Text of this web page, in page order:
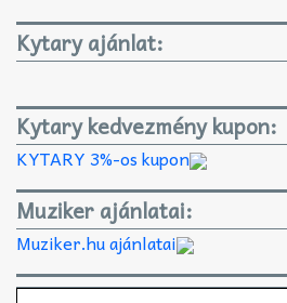
Kytary ajánlat:
Kytary kedvezmény kupon:
KYTARY 3%-os kupon
Muziker ajánlatai:
Muziker.hu ajánlatai